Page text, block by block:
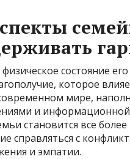
состояние
которое
мире,
и информационной
становится все
справляться с
и эмпатии.